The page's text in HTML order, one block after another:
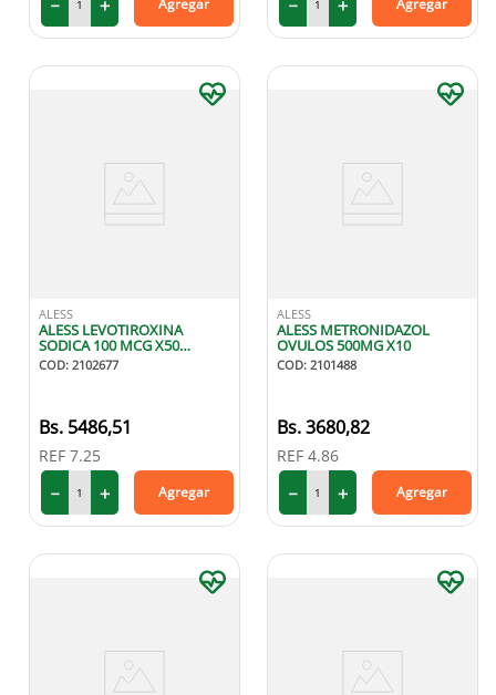
＋
－ Agregar ＋
－ Agregar
ALESS
ALESS LEVOTIROXINA
SODICA 100 MCG X50
TABLETAS
COD: 2102677
5486,51
REF 7.25
＋
－ Agregar
ALESS
ALESS METRONIDAZOL
OVULOS 500MG X10
COD: 2101488
3680,82
REF 4.86
＋
－ Agregar